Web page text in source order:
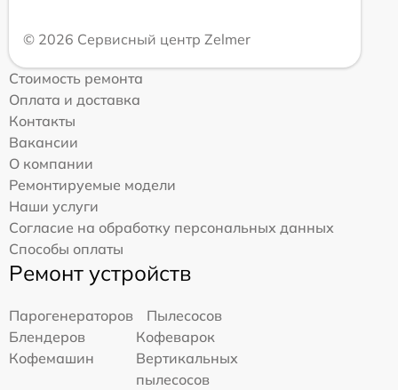
© 2026 Сервисный центр Zelmer
Стоимость ремонта
Оплата и доставка
Контакты
Вакансии
О компании
Ремонтируемые модели
Наши услуги
Согласие на обработку персональных данных
Способы оплаты
Ремонт устройств
Парогенераторов
Пылесосов
Блендеров
Кофеварок
Кофемашин
Вертикальных
пылесосов